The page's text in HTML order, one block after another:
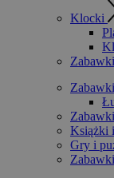
Klocki
Książki
Gry i